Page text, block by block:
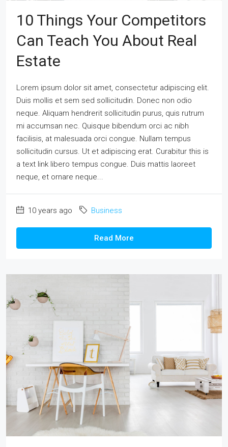
10 Things Your Competitors
Can Teach You About Real
Estate
Lorem ipsum dolor sit amet, consectetur adipiscing elit.
Duis mollis et sem sed sollicitudin. Donec non odio
neque. Aliquam hendrerit sollicitudin purus, quis rutrum
mi accumsan nec. Quisque bibendum orci ac nibh
facilisis, at malesuada orci congue. Nullam tempus
sollicitudin cursus. Ut et adipiscing erat. Curabitur this is
a text link libero tempus congue. Duis mattis laoreet
neque, et ornare neque...
10 years ago Business
Read More